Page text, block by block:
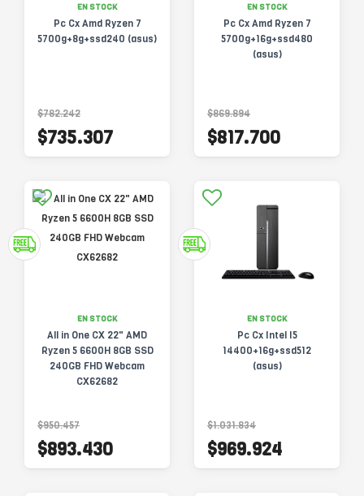
EN STOCK
Pc Cx Amd Ryzen 7
5700g+8g+ssd240 (asus)
$782.242
$735.307
EN STOCK
Pc Cx Amd Ryzen 7
5700g+16g+ssd480
(asus)
$869.894
$817.700
EN STOCK
All in One CX 22" AMD
Ryzen 5 6600H 8GB SSD
240GB FHD Webcam
CX62682
$950.457
$893.430
EN STOCK
Pc Cx Intel I5
14400+16g+ssd512
(asus)
$1.031.834
$969.924